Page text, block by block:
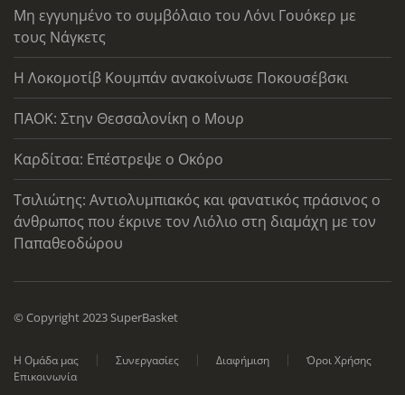
Μη εγγυημένο το συμβόλαιο του Λόνι Γουόκερ με
τους Νάγκετς
Η Λοκομοτίβ Κουμπάν ανακοίνωσε Ποκουσέβσκι
ΠΑΟΚ: Στην Θεσσαλονίκη ο Μουρ
Καρδίτσα: Επέστρεψε ο Οκόρο
Τσιλιώτης: Αντιολυμπιακός και φανατικός πράσινος ο
άνθρωπος που έκρινε τον Λιόλιο στη διαμάχη με τον
Παπαθεοδώρου
© Copyright 2023 SuperBasket
Η Ομάδα μας Συνεργασίες Διαφήμιση
Όροι Χρήσης
Επικοινωνία